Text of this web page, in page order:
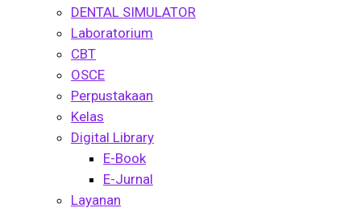
DENTAL SIMULATOR
Laboratorium
CBT
OSCE
Perpustakaan
Kelas
Digital Library
E-Book
E-Jurnal
Layanan